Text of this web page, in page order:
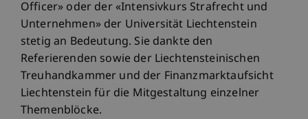
Officer» oder der «Intensivkurs Strafrecht und
Unternehmen» der Universität Liechtenstein
stetig an Bedeutung. Sie dankte den
Referierenden sowie der Liechtensteinischen
Treuhandkammer und der Finanzmarktaufsicht
Liechtenstein für die Mitgestaltung einzelner
Themenblöcke.